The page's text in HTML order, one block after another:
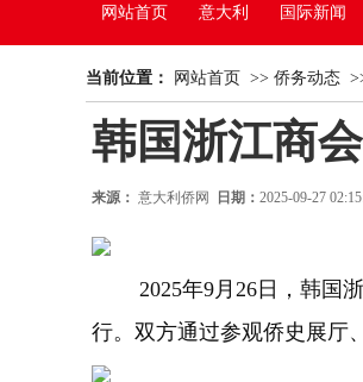
网站首页 意大利 国际新闻
中国电视
当前位置： 网站首页 >> 侨务动态
韩国浙江商
来源： 意大利侨网 日期： 2025-09-27
2025年9月26日，韩国浙
行。双方通过参观侨史展厅